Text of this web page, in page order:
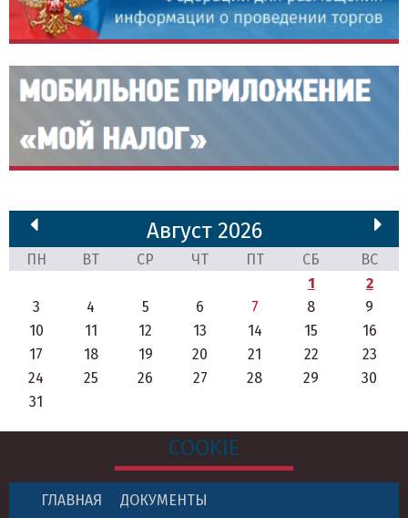
Август 2026
ПН ВТ СР ЧТ ПТ СБ
ВС
1
2
3
4 5 6 7 8
9
10
11 12 13 14 15
16
17
18 19 20 21 22
23
24
25 26 27 28 29
30
31
COOKIE
ГЛАВНАЯ ДОКУМЕНТЫ